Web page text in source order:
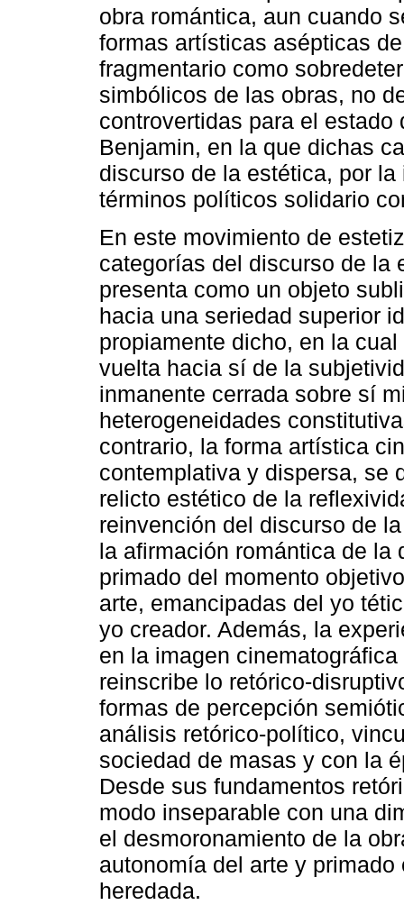
obra romántica, aun cuando
formas artísticas asépticas
fragmentario como
simbólicos de las obras, no
controvertidas para el
Benjamin, en la que dichas
discurso de la estética, por
términos políticos solidario
En este movimiento de
categorías del discurso de la
presenta como un objeto
hacia una seriedad superior
propiamente dicho, en la
vuelta hacia sí de la
inmanente cerrada sobre sí
heterogeneidades
contrario, la forma artística
contemplativa y dispersa, se
relicto estético de la
reinvención del discurso de
la afirmación romántica de
primado del momento
arte, emancipadas del yo
yo creador. Además, la
en la imagen
reinscribe lo retórico-
formas de percepción
análisis retórico-político,
sociedad de masas y con la
Desde sus fundamentos
modo inseparable con una
el desmoronamiento de la
autonomía del arte y
heredada.